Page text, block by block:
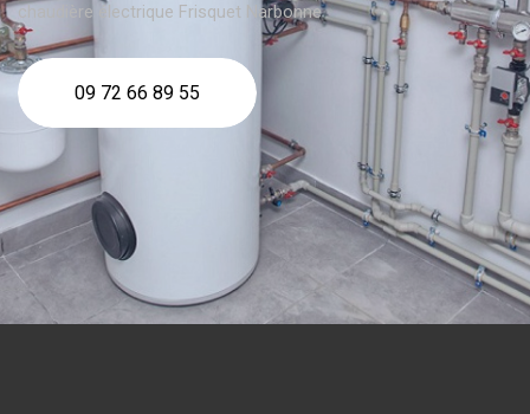
chaudière électrique Frisquet Narbonne
09 72 66 89 55